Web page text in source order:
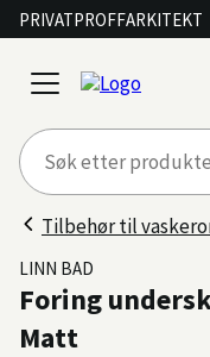
PRIVATPROFFARKITEKT
open
menu
Tilbehør til
LINN BAD
Foring
Matt